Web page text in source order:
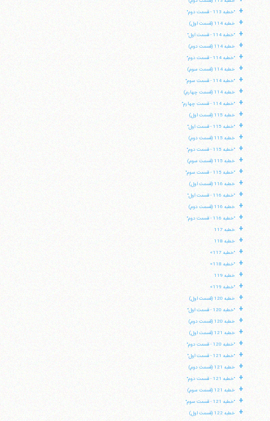
+ "خطبه 113 - قسمت دوم"
+ خطبه 114 (قسمت اول)
+ "خطبه 114 - قسمت اول"
+ خطبه 114 (قسمت دوم)
+ "خطبه 114 - قسمت دوم"
+ خطبه 114 (قسمت سوم)
+ "خطبه 114 - قسمت سوم"
+ خطبه 114 (قسمت چهارم)
+ "خطبه 114 - قسمت چهارم"
+ خطبه 115 (قسمت اول)
+ "خطبه 115 - قسمت اول"
+ خطبه 115 (قسمت دوم)
+ "خطبه 115 - قسمت دوم"
+ خطبه 115 (قسمت سوم)
+ "خطبه 115 - قسمت سوم"
+ خطبه 116 (قسمت اول)
+ "خطبه 116 - قسمت اول"
+ خطبه 116 (قسمت دوم)
+ "خطبه 116 - قسمت دوم"
+ خطبه 117
+ خطبه 118
+ "خطبه 117»
+ "خطبه 118»
+ خطبه 119
+ "خطبه 119»
+ خطبه 120 (قسمت اول)
+ "خطبه 120 - قسمت اول"
+ خطبه 120 (قسمت دوم)
+ خطبه 121 (قسمت اول)
+ "خطبه 120 - قسمت دوم"
+ "خطبه 121 - قسمت اول"
+ خطبه 121 (قسمت دوم)
+ "خطبه 121 - قسمت دوم"
+ خطبه 121 (قسمت سوم)
+ "خطبه 121 - قسمت سوم"
+ خطبه 122 (قسمت اول)